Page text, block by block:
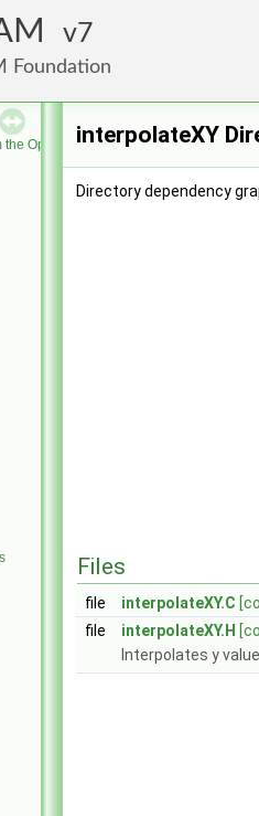
7
Foundation
the OpenFOAM Foundation
interpolateXY
Directory dependency
Files
file interpolateXY.C
file
interpolateXY.H
Interpolates y